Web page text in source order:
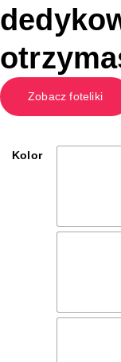
Zobacz foteliki
Kolor